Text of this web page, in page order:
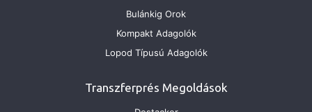
Bulánkig Orok
Kompakt Adagolók
Lopod Típusú Adagolók
Transzferprés Megoldások